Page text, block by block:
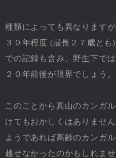
種類によっても異なります
３０年程度 (最長２７歳と
での記録も含み、野生下で
２０年前後が限界でしょう。
このことから真山のカンガ
けてもおかしくはありませ
ようであれば高齢のカンガ
越せなかったのかもしれませ